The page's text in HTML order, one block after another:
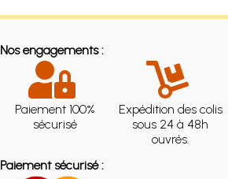
Nos engagements :
Paiement 100%
sécurisé
Expédition des colis
sous 24 à 48h
ouvrés.
Paiement sécurisé :